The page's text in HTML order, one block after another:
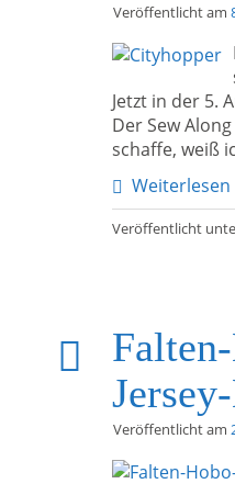
Veröffentlicht am
Jetzt in der 5.
Der Sew
schaffe, weiß
Weiterlesen
Veröffentlicht
Veröffentlicht am